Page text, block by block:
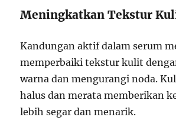
Meningkatkan Tekstur
Kandungan aktif dalam serum
memperbaiki tekstur kulit
warna dan mengurangi noda.
halus dan merata memberikan
lebih segar dan menarik.